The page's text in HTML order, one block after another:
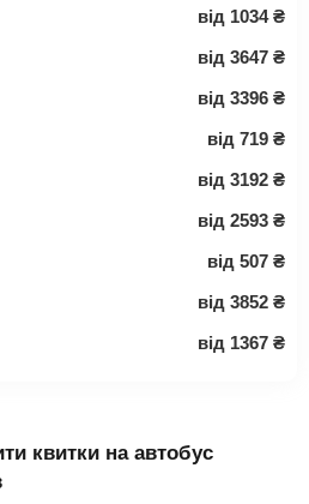
від 1034 ₴
від 3647 ₴
від 3396 ₴
від 719 ₴
від 3192 ₴
від 2593 ₴
від 507 ₴
від 3852 ₴
від 1367 ₴
квитки на автобус